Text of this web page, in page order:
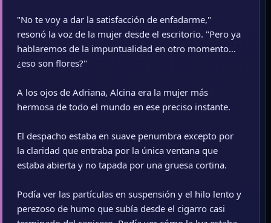
"No te voy a dar la satisfacción de enfadarme,"
resonó la voz de la mujer desde el escritorio. "Pero ya
hablaremos de la impuntualidad en otro momento…
¿eso son flores?"
A los ojos de Adriana, Alcina era la mujer más
hermosa de todo el mundo en ese preciso instante.
El despacho estaba en suave penumbra excepto por
la claridad que entraba por la única ventana que
estaba abierta y no tapada por una gruesa cortina.
Podía ver las partículas en suspensión y el hilo lento y
perezoso de humo que subía desde el cigarro casi